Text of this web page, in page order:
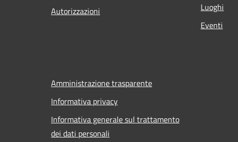
Autorizzazioni
Luoghi
Eventi
Amministrazione trasparente
Informativa privacy
Informativa generale sul trattamento
dei dati personali